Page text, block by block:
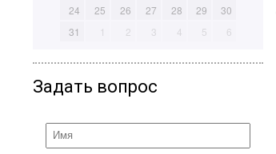
24
25 26 27 28 29
30
31
1 2 3 4 5 6
Задать вопрос